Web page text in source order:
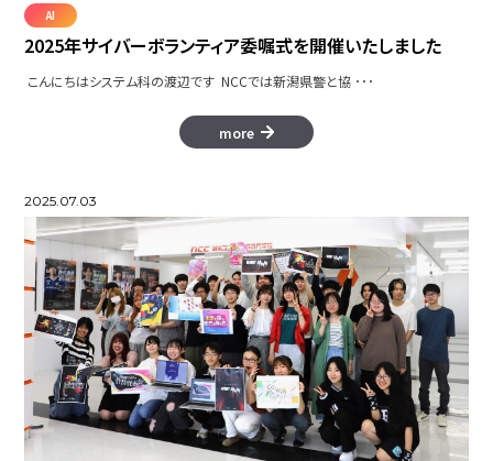
AI
2025年サイバーボランティア委嘱式を開催いたしました
こんにちはシステム科の渡辺です NCCでは新潟県警と協 ･･･
more
2025.07.03